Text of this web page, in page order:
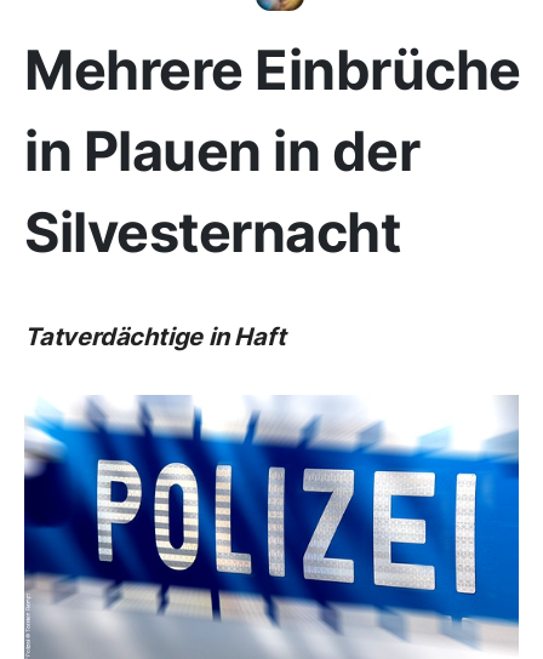
Mehrere Einbrüche
in Plauen in der
Silvesternacht
Tatverdächtige in Haft